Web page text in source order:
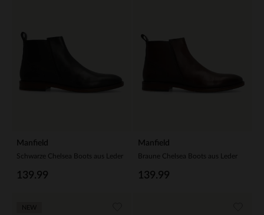
Manfield
Schwarze Chelsea Boots aus Leder
139.99
Manfield
Braune Chelsea Boots aus Leder
139.99